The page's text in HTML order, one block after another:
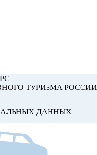
ТУРИЗМА РОССИИ
ДАННЫХ